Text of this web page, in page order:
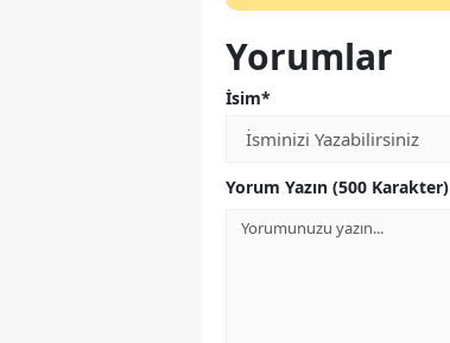
Yorumlar
İsim*
Yorum Yazın (500 Karakter)